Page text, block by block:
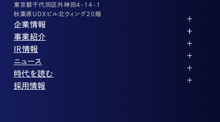
東京都千代田区外神田4-14-1
秋葉原UDXビル北ウィング20階
企業情報
代表メッセージ
企業理念
会社概要
役員紹介
沿革
コーポレートガバナンス
事業紹介
ストレージ事業
パートナー制度
ストレージライフ
土地権利整備事業
オフィス事業
アセット事業
IR情報
IRカレンダー
中期経営計画
事業等のリスク
ニュース
PR
IR
時代を読む
投稿一覧
採用情報